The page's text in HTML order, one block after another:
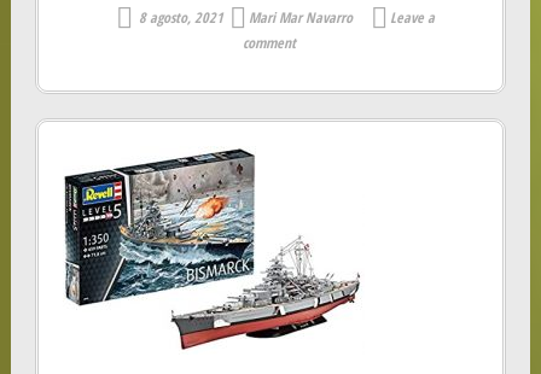
8 agosto, 2021 Mari Mar Navarro
Leave a
comment